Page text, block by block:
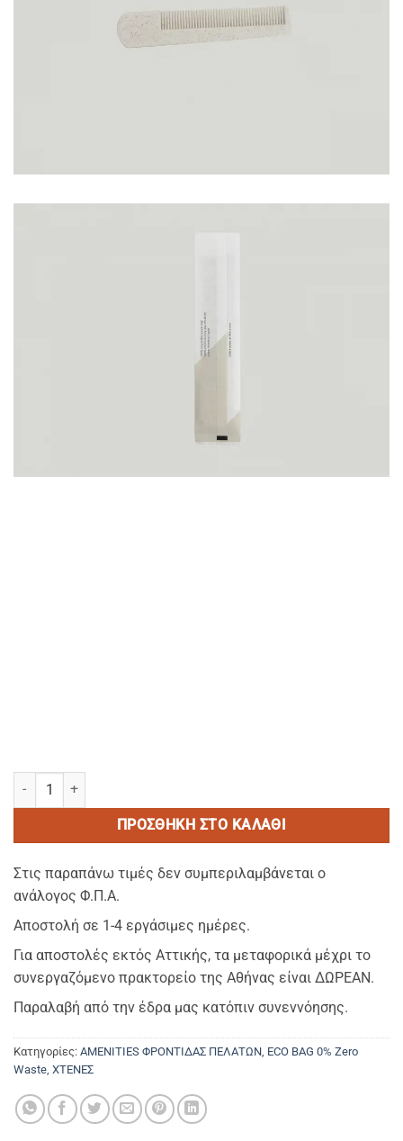
COMB bio 0% zero waste-Xτενα bio οικολογικη
ΠΡΟΣΘΉΚΗ ΣΤΟ ΚΑΛΆΘΙ
Στις παραπάνω τιμές δεν συμπεριλαμβάνεται ο
ανάλογος Φ.Π.Α.
Αποστολή σε 1-4 εργάσιμες ημέρες.
Για αποστολές εκτός Αττικής, τα μεταφορικά μέχρι το
συνεργαζόμενο πρακτορείο της Αθήνας είναι ΔΩΡΕΑΝ.
Παραλαβή από την έδρα μας κατόπιν συνεννόησης.
Κατηγορίες: AMENITIES ΦΡΟΝΤΙΔΑΣ ΠΕΛΑΤΩΝ ECO BAG 0% Zero
Waste ΧΤΕΝΕΣ